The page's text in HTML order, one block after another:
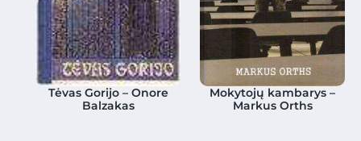
Tėvas Gorijo – Onore
Balzakas
Mokytojų kambarys –
Markus Orths